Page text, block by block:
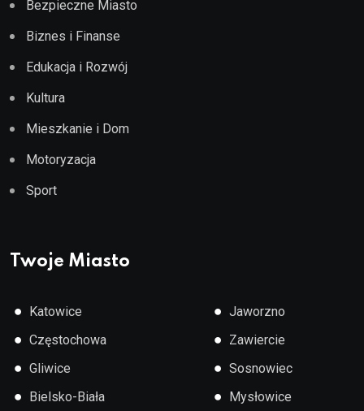
Bezpieczne Miasto
Biznes i Finanse
Edukacja i Rozwój
Kultura
Mieszkanie i Dom
Motoryzacja
Sport
Twoje Miasto
● Katowice
● Częstochowa
● Gliwice
● Bielsko-Biała
● Jaworzno
● Zawiercie
● Sosnowiec
● Mysłowice